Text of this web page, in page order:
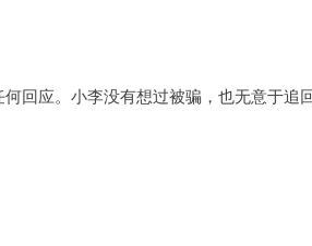
回应。小李没有想过被骗，也无意于追